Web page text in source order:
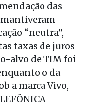
das
mantiveram
“neutra”,
taxas de juros
alvo de TIM foi
o da
a marca Vivo,